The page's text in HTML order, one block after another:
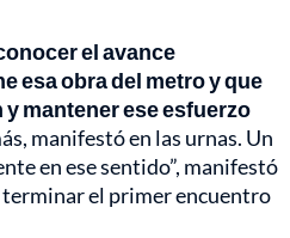
el avance
esa obra del metro y que
mantener ese esfuerzo
manifestó en las urnas. Un
en ese sentido”, manifestó
terminar el primer encuentro